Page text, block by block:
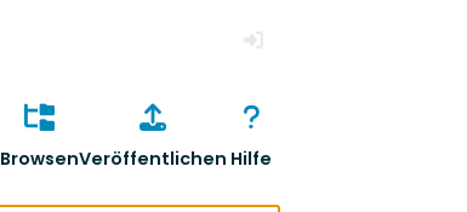
BrowsenVeröffentlichen Hilfe